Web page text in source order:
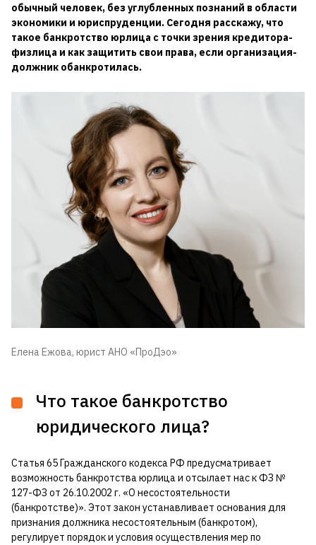
обычный человек, без углубленных познаний в области
экономики и юриспруденции. Сегодня расскажу, что
такое банкротство юрлица с точки зрения кредитора-
физлица и как защитить свои права, если организация-
должник обанкротилась.
Елена Ежова, юрист АНО «ПроДэо»
Что такое банкротство
юридического лица?
Статья 65 Гражданского кодекса РФ предусматривает
возможность банкротства юрлица и отсылает нас к ФЗ №
127-ФЗ от 26.10.2002 г. «О несостоятельности
(банкротстве)». Этот закон устанавливает основания для
признания должника несостоятельным (банкротом),
регулирует порядок и условия осуществления мер по